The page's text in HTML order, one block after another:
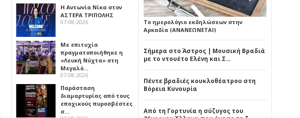
Η Αντωνία Νίκα στον
ΑΣΤΕΡΑ ΤΡΙΠΟΛΗΣ
07-08-2026
Με επιτυχία
πραγματοποιήθηκε η
«Λευκή Νύχτα» στη
Μεγαλό…
07-08-2026
Παράσταση
διαμαρτυρίας από τους
εποχικούς πυροσβέστες
σ…
Το ημερολόγιο εκδηλώσεων στην
Αρκαδία (ΑΝΑΝΕΩΝΕΤΑΙ)
Σήμερα στο Άστρος | Μουσική Βραδιά
με το ντουέτο Ελένη και Σ…
Πέντε βραδιές κουκλοθέατρου στη
Βόρεια Κυνουρία
Από τη Γορτυνία η σύζυγος του